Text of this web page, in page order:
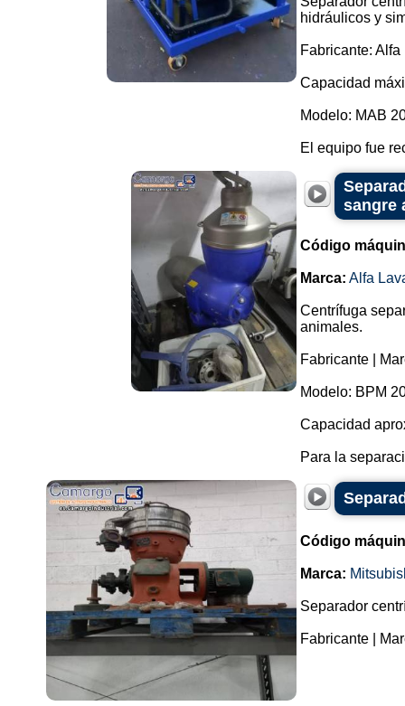
hidráulicos y
Fabricante: Alfa
Capacidad
Modelo: MAB
El equipo fue
sangre
Código
Marca: Alfa
Centrífuga
animales.
Fabricante |
Modelo: BPM
Capacidad
Para la
Código
Marca:
Separador
Fabricante |